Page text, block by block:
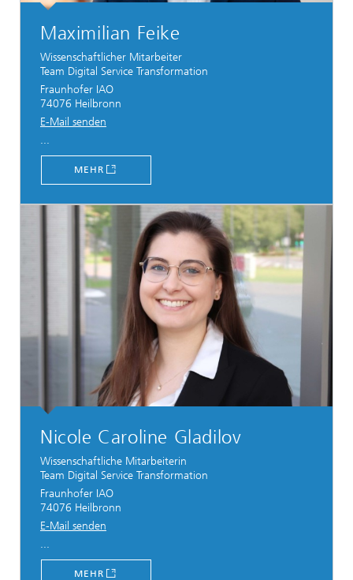
Maximilian Feike
Wissenschaftlicher Mitarbeiter
Team Digital Service Transformation
Fraunhofer IAO
74076 Heilbronn
E-Mail senden
...
MEHR
Nicole Caroline Gladilov
Wissenschaftliche Mitarbeiterin
Team Digital Service Transformation
Fraunhofer IAO
74076 Heilbronn
E-Mail senden
...
MEHR